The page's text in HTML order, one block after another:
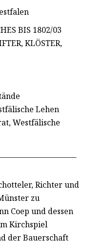
BIS 1802/03
KLÖSTER,
Lehen
Westfälische
Richter und
zu
Coep und dessen
Kirchspiel
der Bauerschaft